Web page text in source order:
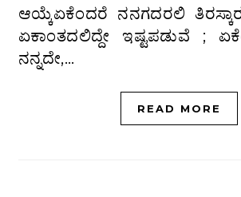
ಆಯ್ಕೆಏಕೆಂದರೆ ನನಗದರಲಿ
ಏಕಾಂತದಲಿದ್ದೇ ಇಷ್ಟಪಡುವೆ ;
ನನ್ನದೇ,…
READ MORE